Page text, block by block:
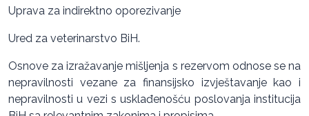
Uprava za indirektno oporezivanje
Ured za veterinarstvo BiH.
Osnove za izražavanje mišljenja s rezervom odnose se na
nepravilnosti vezane za finansijsko izvještavanje kao i
nepravilnosti u vezi s usklađenošću poslovanja institucija